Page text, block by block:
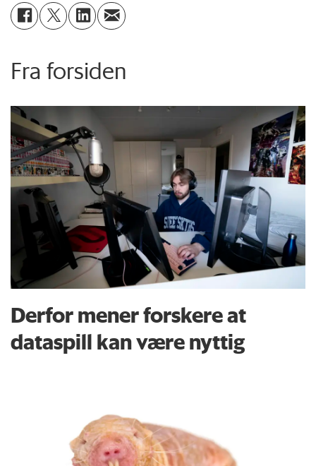
Fra forsiden
Derfor mener forskere at
dataspill kan være nyttig